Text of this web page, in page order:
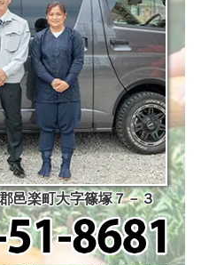
邑楽町大字篠塚７－３